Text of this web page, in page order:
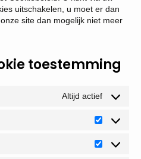
uitschakelen, u moet er dan
site dan mogelijk niet meer
toestemming
Altijd actief